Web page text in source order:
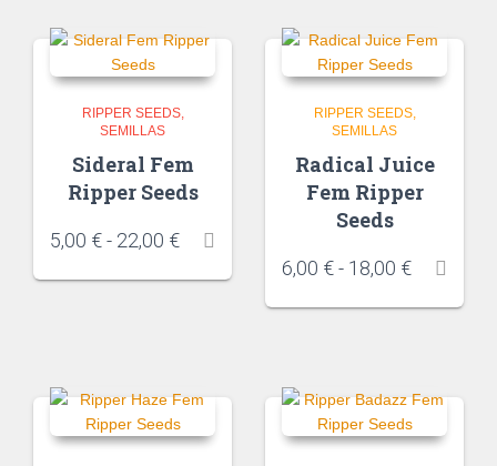
RIPPER SEEDS
SEMILLAS
Sideral Fem
Ripper Seeds
5,00 €- 22,00 €
RIPPER SEEDS
SEMILLAS
Radical Juice
Fem Ripper
Seeds
6,00 €- 18,00 €